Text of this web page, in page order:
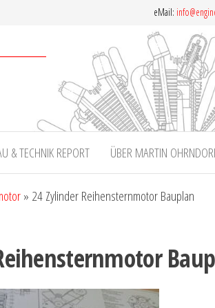
eMail:
& TECHNIK REPORT ÜBER MARTIN
» 24 Zylinder Reihensternmotor Bauplan